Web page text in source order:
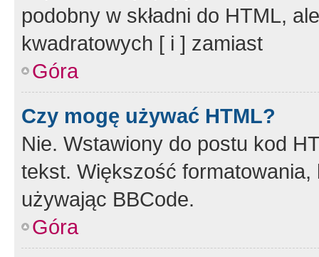
podobny w składni do HTML,
kwadratowych [ i ] zamiast
Góra
Czy mogę używać HTML?
Nie. Wstawiony do postu kod
tekst. Większość
używając BBCode.
Góra